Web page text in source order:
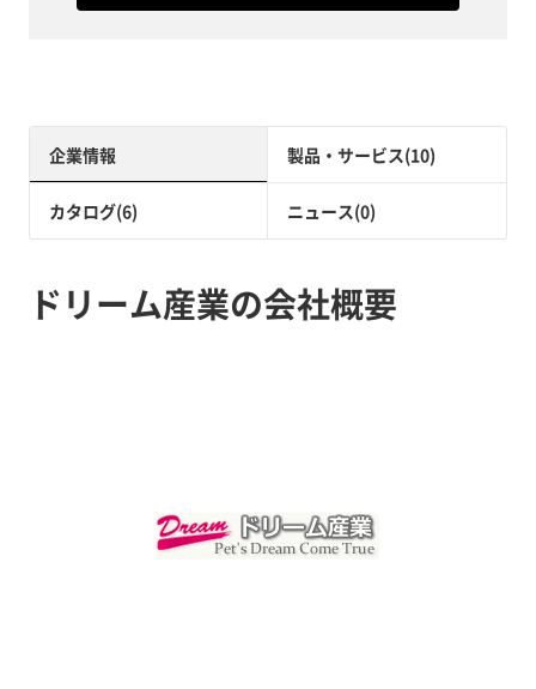
企業情報 製品・サービス(10)
カタログ(6) ニュース(0)
ドリーム産業の会社概要